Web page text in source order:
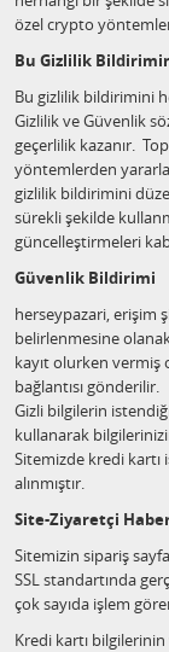
özel crypto
Bu Gizlilik
Bu gizlilik bildirimini
Gizlilik ve Güvenlik
geçerlilik kazanır.
yöntemlerden
gizlilik bildirimini
sürekli şekilde
güncelleştirmeleri
Güvenlik Bildirimi
herseypazari, erişim
belirlenmesine
kayıt olurken
bağlantısı gönderilir.
Gizli bilgilerin
kullanarak
Sitemizde kredi kartı
alınmıştır.
Site-Ziyaretçi
Sitemizin sipariş
SSL standartında
çok sayıda işlem
Kredi kartı